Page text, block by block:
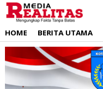
Lewati
ke
HOME BERITA UTAMA